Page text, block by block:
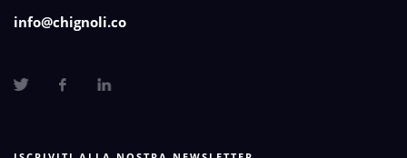
info@chignoli.co